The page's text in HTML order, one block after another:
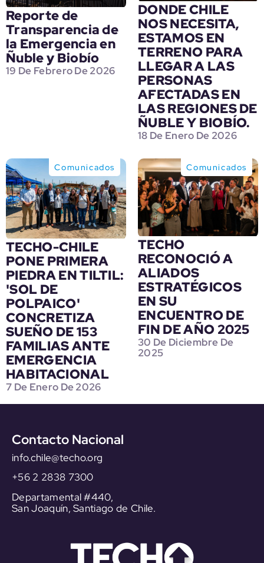
Reporte de
Transparencia de
la Emergencia en
Ñuble y Biobío
19 De Febrero De 2026
DONDE CHILE
NOS NECESITA,
ESTAMOS EN
TERRENO PARA
LLEGAR A LAS
PERSONAS
AFECTADAS EN
LAS REGIONES DE
ÑUBLE Y BIOBÍO.
18 De Enero De 2026
Comunicados
TECHO-CHILE
PONE PRIMERA
PIEDRA EN TILTIL:
'SOL DE
POLPAICO'
CONCRETIZA
SUEÑO DE 153
FAMILIAS ANTE
EMERGENCIA
HABITACIONAL
7 De Enero De 2026
Comunicados
TECHO
RECONOCIÓ A
ALIADOS
ESTRATÉGICOS
EN SU
ENCUENTRO DE
FIN DE AÑO 2025
30 De Diciembre De
2025
Contacto Nacional
info.chile@techo.org
+56 2 2838 7300
Departamental #440,
San Joaquín, Santiago de Chile.